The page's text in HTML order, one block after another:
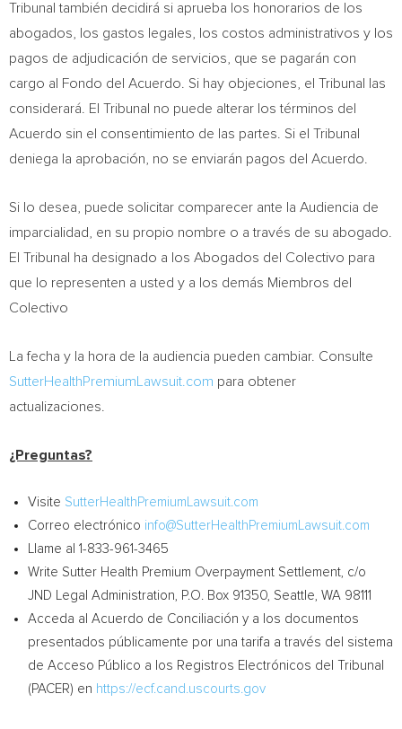
Tribunal también decidirá si aprueba los honorarios de los
abogados, los gastos legales, los costos administrativos y los
pagos de adjudicación de servicios, que se pagarán con
cargo al Fondo del Acuerdo. Si hay objeciones, el Tribunal las
considerará. El Tribunal no puede alterar los términos del
Acuerdo sin el consentimiento de las partes. Si el Tribunal
deniega la aprobación, no se enviarán pagos del Acuerdo.
Si lo desea, puede solicitar comparecer ante la Audiencia de
imparcialidad, en su propio nombre o a través de su abogado.
El Tribunal ha designado a los Abogados del Colectivo para
que lo representen a usted y a los demás Miembros del
Colectivo
La fecha y la hora de la audiencia pueden cambiar. Consulte
SutterHealthPremiumLawsuit.com para obtener
actualizaciones.
¿Preguntas?
Visite SutterHealthPremiumLawsuit.com
Correo electrónico info@SutterHealthPremiumLawsuit.com
Llame al 1-833-961-3465
Write Sutter Health Premium Overpayment Settlement, c/o
JND Legal Administration, P.O. Box 91350, Seattle, WA 98111
Acceda al Acuerdo de Conciliación y a los documentos
presentados públicamente por una tarifa a través del sistema
de Acceso Público a los Registros Electrónicos del Tribunal
(PACER) en https://ecf.cand.uscourts.gov